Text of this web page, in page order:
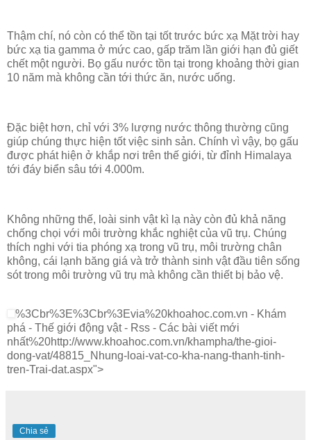
Thậm chí, nó còn có thể tồn tại tốt trước bức xạ Mặt trời hay
bức xạ tia gamma ở mức cao, gấp trăm lần giới hạn đủ giết
chết một người. Bọ gấu nước tồn tại trong khoảng thời gian
10 năm mà không cần tới thức ăn, nước uống.
Đặc biệt hơn, chỉ với 3% lượng nước thông thường cũng
giúp chúng thực hiện tốt việc sinh sản. Chính vì vậy, bọ gấu
được phát hiện ở khắp nơi trên thế giới, từ đỉnh Himalaya
tới đáy biển sâu tới 4.000m.
Không những thế, loài sinh vật kì lạ này còn đủ khả năng
chống chọi với môi trường khắc nghiệt của vũ trụ. Chúng
thích nghi với tia phóng xạ trong vũ trụ, môi trường chân
không, cái lạnh băng giá và trở thành sinh vật đầu tiên sống
sót trong môi trường vũ trụ mà không cần thiết bị bảo vệ.
%3Cbr%3E%3Cbr%3Evia%20khoahoc.com.vn - Khám
phá - Thế giới động vật - Rss - Các bài viết mới
nhất%20http://www.khoahoc.com.vn/khampha/the-gioi-
dong-vat/48815_Nhung-loai-vat-co-kha-nang-thanh-tinh-
tren-Trai-dat.aspx">
Chia sẻ